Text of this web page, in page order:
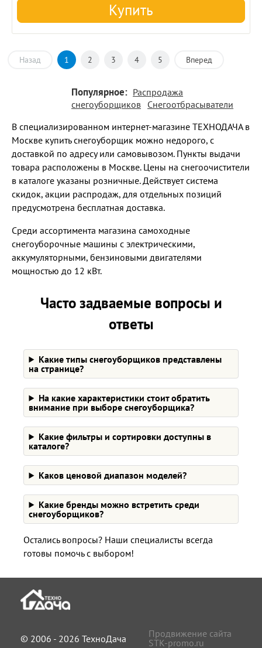
Купить
Назад 1 2 3 4 5 Вперед
Популярное: Распродажа
снегоуборщиков Снегоотбрасыватели
В специализированном интернет-магазине ТЕХНОДАЧА в
Москве купить снегоуборщик можно недорого, с
доставкой по адресу или самовывозом. Пункты выдачи
товара расположены в Москве. Цены на снегоочистители
в каталоге указаны розничные. Действует система
скидок, акции распродаж, для отдельных позиций
предусмотрена бесплатная доставка.
Среди ассортимента магазина самоходные
снегоуборочные машины с электрическими,
аккумуляторными, бензиновыми двигателями
мощностью до 12 кВт.
Часто задваемые вопросы и
ответы
Какие типы снегоуборщиков представлены
на странице?
На какие характеристики стоит обратить
внимание при выборе снегоуборщика?
Какие фильтры и сортировки доступны в
каталоге?
Каков ценовой диапазон моделей?
Какие бренды можно встретить среди
снегоуборщиков?
Остались вопросы? Наши специалисты всегда
готовы помочь с выбором!
© 2006 - 2026 ТехноДача
Продвижение сайта
STK-promo.ru